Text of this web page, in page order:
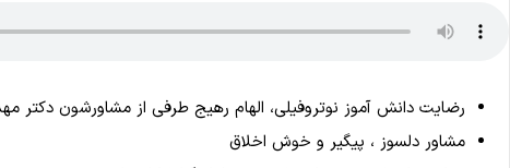
رضایت دانش آموز نوتروفیلی، الهام رهیج طرفی از مشاورشون دکتر
مشاور دلسوز ، پیگیر و خوش اخلاق